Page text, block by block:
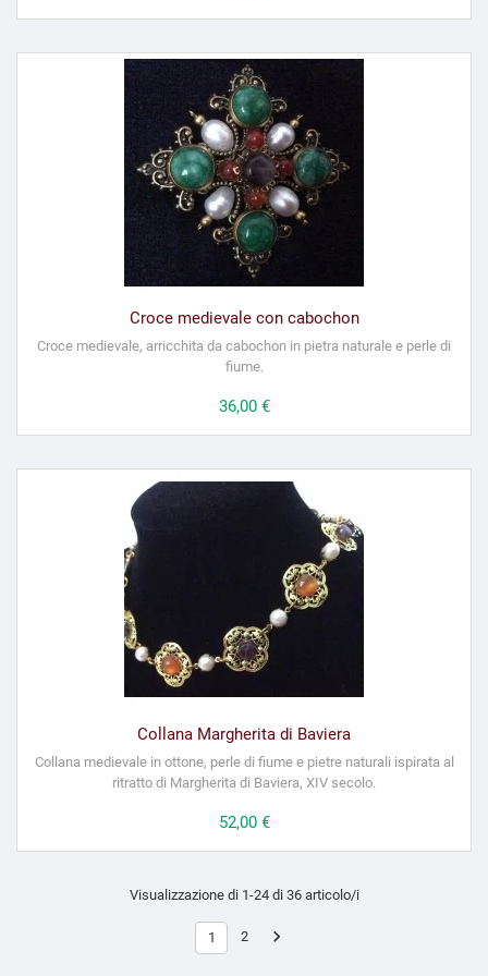
Croce medievale con cabochon
Croce medievale, arricchita da cabochon in pietra naturale e perle di
fiume.
Prezzo
36,00 €
Collana Margherita di Baviera
Collana medievale in ottone, perle di fiume e pietre naturali ispirata al
ritratto di Margherita di Baviera, XIV secolo.
Prezzo
52,00 €
Visualizzazione di 1-24 di 36 articolo/i
1 2 